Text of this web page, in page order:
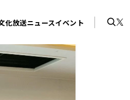
化放送ニュースイベント